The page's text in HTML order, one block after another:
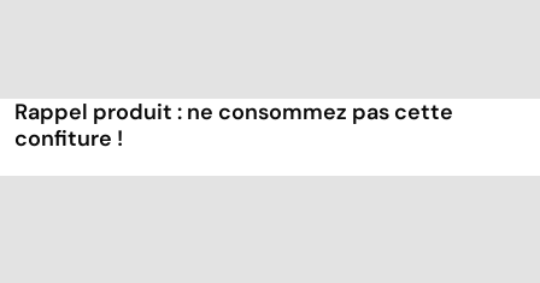
Rappel produit : ne consommez pas cette
confiture !